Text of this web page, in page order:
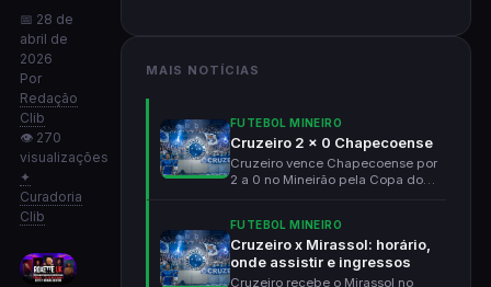
📅 28 de
abril de
2026
Por
Redação
Clib
👁 270
visualizações
✦
Curadoria
Clib
MAIS NOTÍCIAS
FUTEBOL MINEIRO
Cruzeiro 2 x 0 Chapecoense
Cruzeiro vence Chapecoense por
2 a 0 no Mineirão pela Copa do
FUTEBOL MINEIRO
Cruzeiro x Mirassol: horário,
onde assistir e ingressos
Cruzeiro recebe o Mirassol no